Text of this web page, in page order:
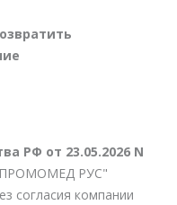
РФ от 23.05.2026 N
РУС"
согласия компании